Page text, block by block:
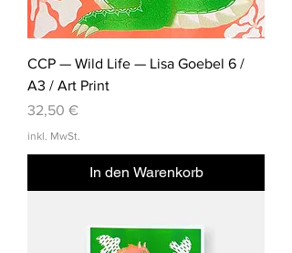
CCP — Wild Life — Lisa Goebel 6 /
A3 / Art Print
Preis
32,50 €
inkl. MwSt.
In den Warenkorb